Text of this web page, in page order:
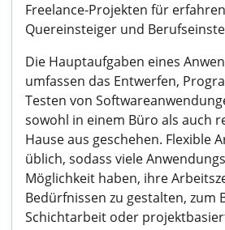
Freelance-Projekten für
Quereinsteiger und
Die Hauptaufgaben eines
umfassen das Entwerfen,
Testen von
sowohl in einem Büro als auch
Hause aus geschehen. Flexible
üblich, sodass viele
Möglichkeit haben, ihre
Bedürfnissen zu gestalten, zum
Schichtarbeit oder